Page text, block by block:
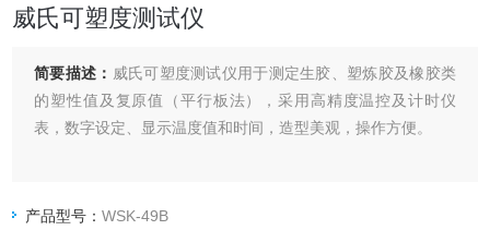
威氏可塑度测试仪
简要描述： 威氏可塑度测试仪用于测定生胶、塑炼胶及橡胶类
的塑性值及复原值（平行板法），采用高精度温控及计时仪
表，数字设定、显示温度值和时间，造型美观，操作方便。
产品型号：WSK-49B